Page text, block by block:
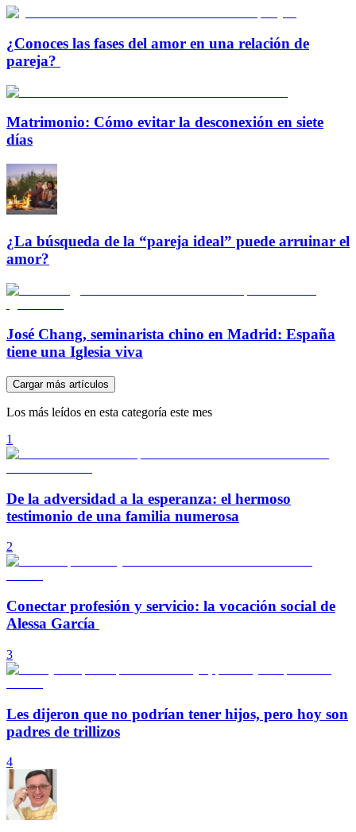
¿Conoces las fases del amor en una relación de
pareja?
Matrimonio: Cómo evitar la desconexión en siete
días
¿La búsqueda de la “pareja ideal” puede arruinar el
amor?
José Chang, seminarista chino en Madrid: España
tiene una Iglesia viva
Cargar más artículos
Los más leídos en esta categoría este mes
1
De la adversidad a la esperanza: el hermoso
testimonio de una familia numerosa
2
Conectar profesión y servicio: la vocación social de
Alessa García
3
Les dijeron que no podrían tener hijos, pero hoy son
padres de trillizos
4